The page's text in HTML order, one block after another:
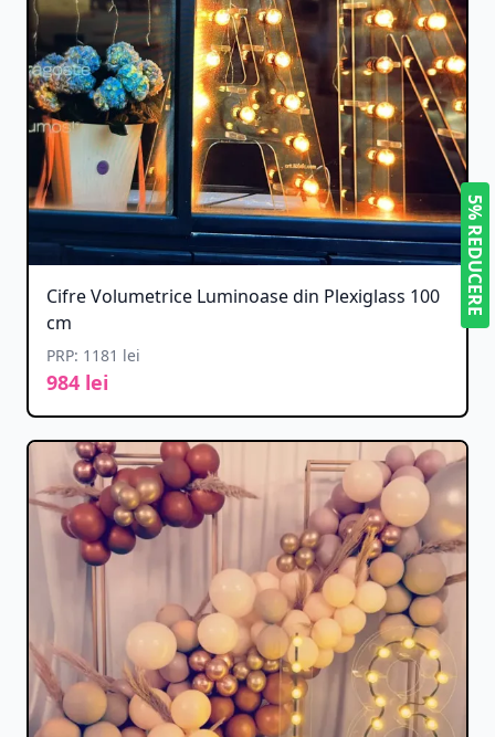
Cifre Volumetrice Luminoase din Plexiglass 100
cm
PRP: 1181 lei
984 lei
5% REDUCERE